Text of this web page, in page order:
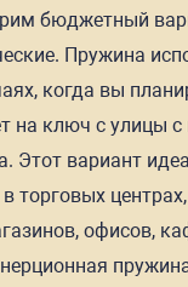
бюджетный
Пружина
когда вы
на ключ с улицы
Этот вариант
торговых
офисов,